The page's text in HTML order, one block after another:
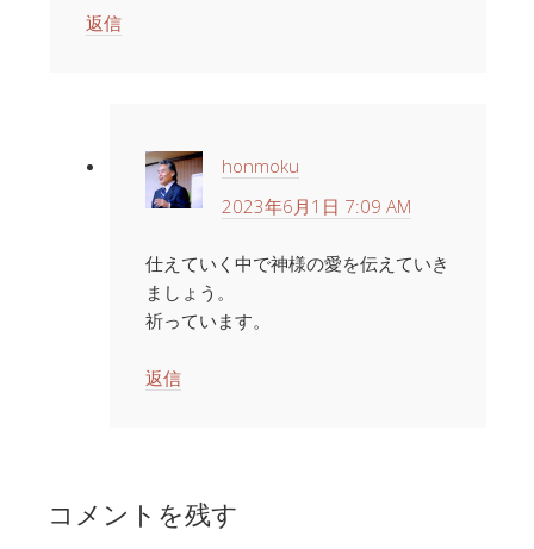
返信
honmoku
2023年6月1日 7:09 AM
仕えていく中で神様の愛を伝えていき
ましょう。
祈っています。
返信
コメントを残す